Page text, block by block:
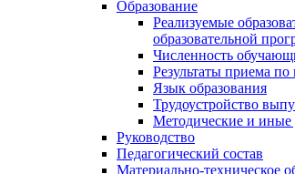
Образование
Реализуемые
образовательной
Численность
Результаты приема
Язык образования
Трудоустройство
Методические и
Руководство
Педагогический состав
Материально-техническое